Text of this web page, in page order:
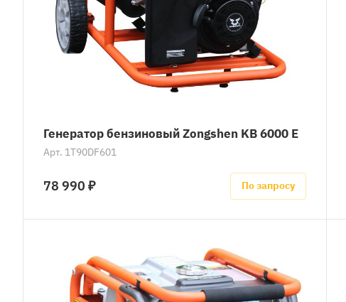
Генератор бензиновый Zongshen KB 6000 E
Арт. 1T90DF601
78 990 ₽ По запросу